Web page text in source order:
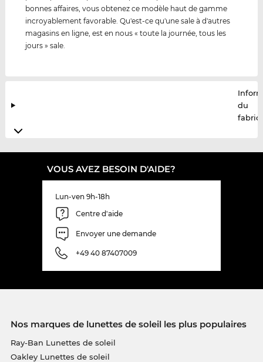
bonnes affaires, vous obtenez ce modèle haut de gamme
incroyablement favorable. Qu'est-ce qu'une sale à d'autres
magasins en ligne, est en nous « toute la journée, tous les
jours » sale.
du
VOUS AVEZ BESOIN D'AIDE?
Lun-ven 9h-18h
Centre d'aide
Envoyer une demande
+49 40 87407009
Nos marques de lunettes de soleil les plus populaires
Ray-Ban Lunettes de soleil
Oakley Lunettes de soleil